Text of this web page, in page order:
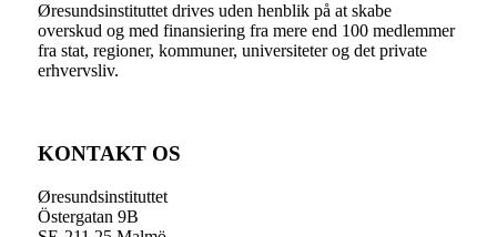
Øresundsinstituttet drives uden henblik på at skabe
overskud og med finansiering fra mere end 100 medlemmer
fra stat, regioner, kommuner, universiteter og det private
erhvervsliv.
KONTAKT OS
Øresundsinstituttet
Östergatan 9B